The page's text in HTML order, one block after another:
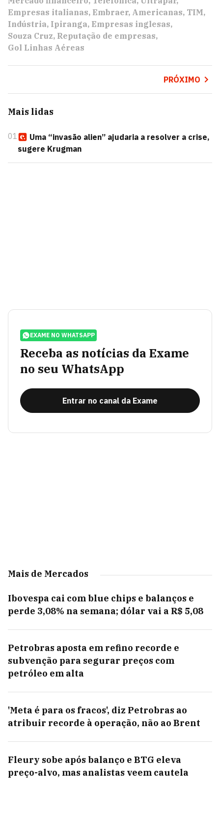
Empresas italianas Embraer Americanas TIM
Indústria Ipiranga Empresas inglesas
Souza Cruz Reputação de empresas
Gol Linhas Aéreas
PRÓXIMO
Mais lidas
01
Uma “invasão alien” ajudaria a resolver a crise,
sugere Krugman
EXAME NO WHATSAPP
Receba as notícias da Exame
no seu WhatsApp
Entrar no canal da Exame
Mais de Mercados
Ibovespa cai com blue chips e balanços e
perde 3,08% na semana; dólar vai a R$ 5,08
Petrobras aposta em refino recorde e
subvenção para segurar preços com
petróleo em alta
'Meta é para os fracos', diz Petrobras ao
atribuir recorde à operação, não ao Brent
Fleury sobe após balanço e BTG eleva
preço-alvo, mas analistas veem cautela